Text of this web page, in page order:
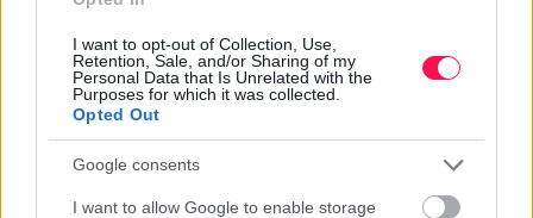
I want to opt-out of Collection, Use,
Retention, Sale, and/or Sharing of my
Personal Data that Is Unrelated with the
Purposes for which it was collected.
Opted Out
Google consents
I want to allow Google to enable storage
Augusztus 7. -
Augusztus 8. -László
Augusztus 9. -Emőd
Augusztus 10. - Lőrinc
Augusztus 11. -Zsuzsanna,Tiborc
Augusztus 12. -Klára
Augusztus 13. -Ipoly,Heléna